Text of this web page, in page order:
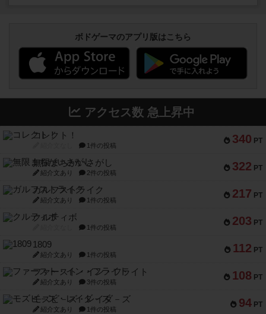
ボドゲーマのアプリ版はこちら
アクセス数 急上昇中
340 PT
コレクト！
1件の投稿
322 PT
無限まちがいさがし
紹介文あり 2件の投稿
217 PT
ガルフストライク
紹介文あり 1件の投稿
203 PT
クルティボ
1件の投稿
112 PT
1809
紹介文あり 1件の投稿
108 PT
ファースト・イン・フライト
紹介文あり 3件の投稿
94 PT
モズビ－ズ・レイダ－ズ
紹介文あり 1件の投稿